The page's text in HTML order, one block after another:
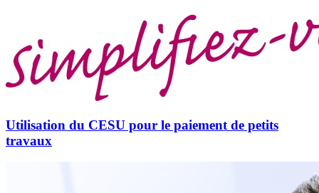
Utilisation du CESU pour le paiement de petits
travaux